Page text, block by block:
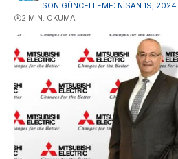
SON GÜNCELLEME: NISAN 19, 2024
2 MIN. OKUMA